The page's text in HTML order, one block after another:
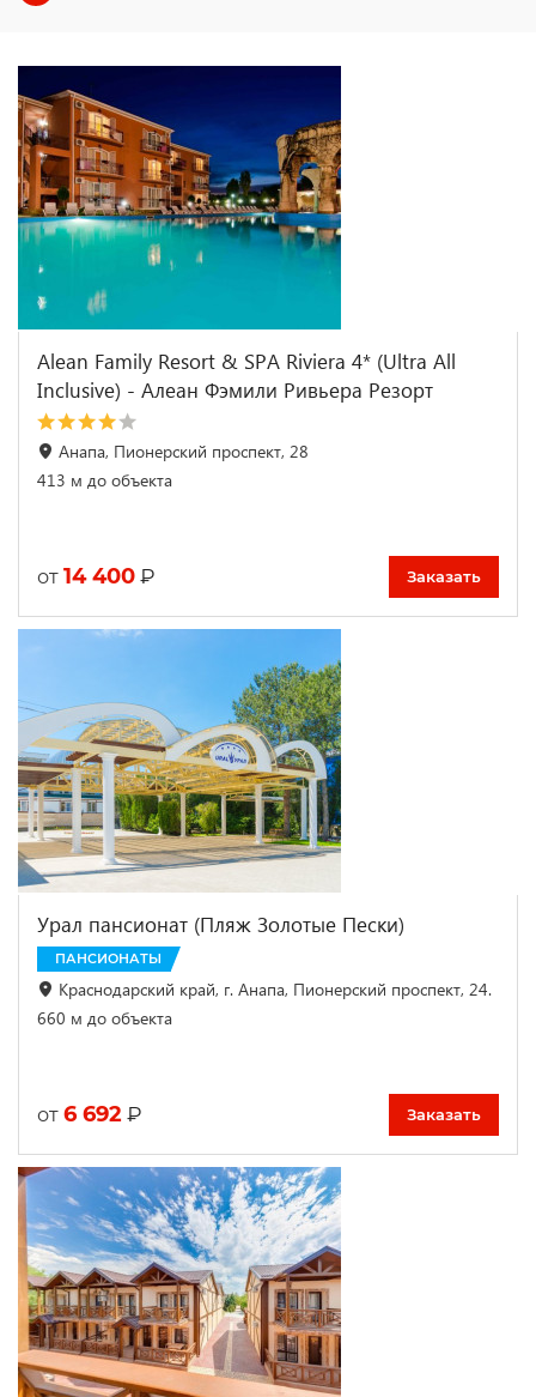
Alean Family Resort & SPA Riviera 4* (Ultra All
Inclusive) - Алеан Фэмили Ривьера Резорт
Анапа, Пионерский проспект, 28
413 м до объекта
от 14 400 ₽ Заказать
Урал пансионат (Пляж Золотые Пески)
ПАНСИОНАТЫ
Краснодарский край, г. Анапа, Пионерский проспект, 24.
660 м до объекта
от 6 692 ₽ Заказать